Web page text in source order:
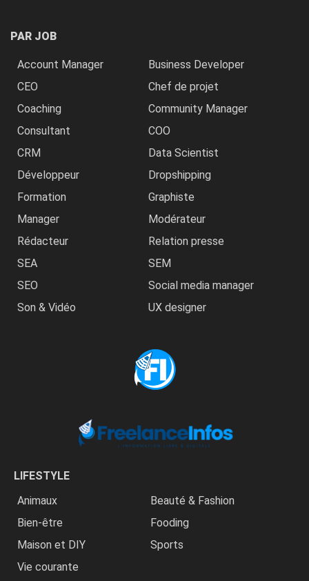
PAR JOB
Account Manager
Business Developer
CEO
Chef de projet
Coaching
Community Manager
Consultant
COO
CRM
Data Scientist
Développeur
Dropshipping
Formation
Graphiste
Manager
Modérateur
Rédacteur
Relation presse
SEA
SEM
SEO
Social media manager
Son & Vidéo
UX designer
LIFESTYLE
Animaux
Beauté & Fashion
Bien-être
Fooding
Maison et DIY
Sports
Vie courante